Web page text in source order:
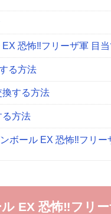
恐怖‼フリーザ軍 目
る方法
する方法
る方法
ボール EX 恐怖‼フリ
EX 恐怖‼フリ